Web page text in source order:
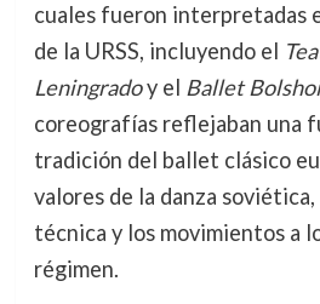
cuales fueron interpretadas
de la URSS, incluyendo el
Leningradoy el Ballet
coreografías reflejaban una
tradición del ballet clásico
valores de la danza
técnica y los movimientos a
régimen.